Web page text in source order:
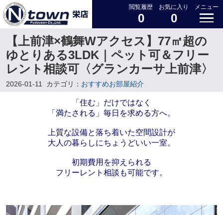
閲覧履歴
0
お気に入り
0
メニュー
【上前津×鶴舞Wアクセス】77㎡超の
ゆとりある3LDK｜ペット可＆フリー
レント相談可〈グランカーサ上前津〉
2026-01-11 カテゴリ： おすすめお部屋紹介
「住む」だけではなく
「満たされる」毎日を求める方へ。
上質な設備と落ち着いた空間設計が
大人の暮らしにちょうどいい一室。
初期費用を抑えられる
フリーレント相談も可能です。